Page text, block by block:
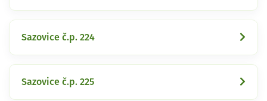
Sazovice č.p. 224
Sazovice č.p. 225